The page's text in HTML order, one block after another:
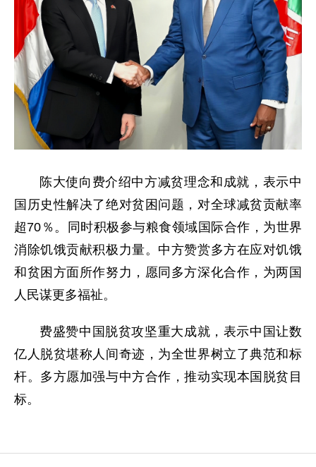
陈大使向费介绍中方减贫理念和成就，表示中
国历史性解决了绝对贫困问题，对全球减贫贡献率
超70％。同时积极参与粮食领域国际合作，为世界
消除饥饿贡献积极力量。中方赞赏多方在应对饥饿
和贫困方面所作努力，愿同多方深化合作，为两国
人民谋更多福祉。
费盛赞中国脱贫攻坚重大成就，表示中国让数
亿人脱贫堪称人间奇迹，为全世界树立了典范和标
杆。多方愿加强与中方合作，推动实现本国脱贫目
标。